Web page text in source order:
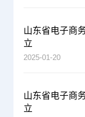
山东省电子商
立
2025-01-20
山东省电子商
立